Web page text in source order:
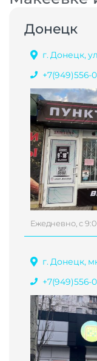
Донецк
г. Донецк,
+7(949)556-
Ежедневно, с
г. Донецк,
+7(949)556-